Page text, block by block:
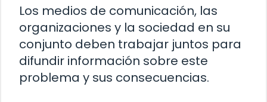
Los medios de comunicación, las
organizaciones y la sociedad en su
conjunto deben trabajar juntos para
difundir información sobre este
problema y sus consecuencias.